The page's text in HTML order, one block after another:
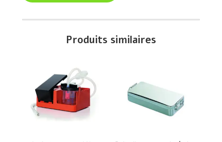
Produits similaires